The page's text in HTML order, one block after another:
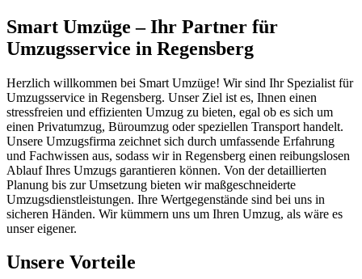
Smart Umzüge – Ihr Partner für
Umzugsservice in Regensberg
Herzlich willkommen bei Smart Umzüge! Wir sind Ihr Spezialist für
Umzugsservice in Regensberg. Unser Ziel ist es, Ihnen einen
stressfreien und effizienten Umzug zu bieten, egal ob es sich um
einen Privatumzug, Büroumzug oder speziellen Transport handelt.
Unsere Umzugsfirma zeichnet sich durch umfassende Erfahrung
und Fachwissen aus, sodass wir in Regensberg einen reibungslosen
Ablauf Ihres Umzugs garantieren können. Von der detaillierten
Planung bis zur Umsetzung bieten wir maßgeschneiderte
Umzugsdienstleistungen. Ihre Wertgegenstände sind bei uns in
sicheren Händen. Wir kümmern uns um Ihren Umzug, als wäre es
unser eigener.
Unsere Vorteile